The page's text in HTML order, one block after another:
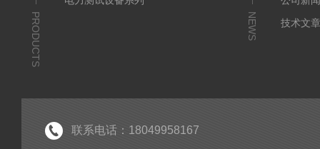
PRODUCTS NEWS
技术文
联系电话：18049958167